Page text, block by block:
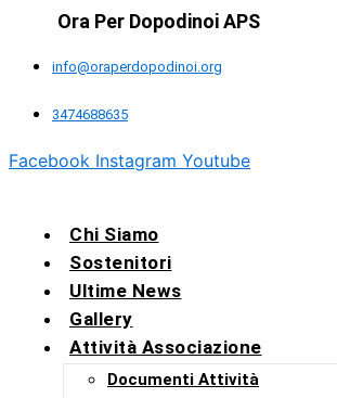
Ora Per Dopodinoi APS
info@oraperdopodinoi.org
3474688635
Facebook Instagram Youtube
Chi Siamo
Sostenitori
Ultime News
Gallery
Attività Associazione
Documenti Attività